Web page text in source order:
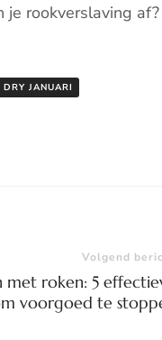
je rookverslaving af?
DRY JANUARI
Volgend
met roken: 5
voorgoed te